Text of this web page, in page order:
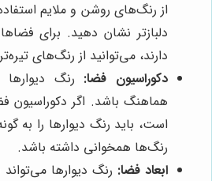
از رنگ‌های روشن و ملایم
دلبازتر نشان دهید. برای
دارند، می‌توانید از رنگ‌های
دکوراسیون فضا: رنگ
هماهنگ باشد. اگر
است، باید رنگ دیوارها را به
رنگ‌ها همخوانی داشته باشد.
ابعاد فضا: رنگ دیوارها می‌تواند